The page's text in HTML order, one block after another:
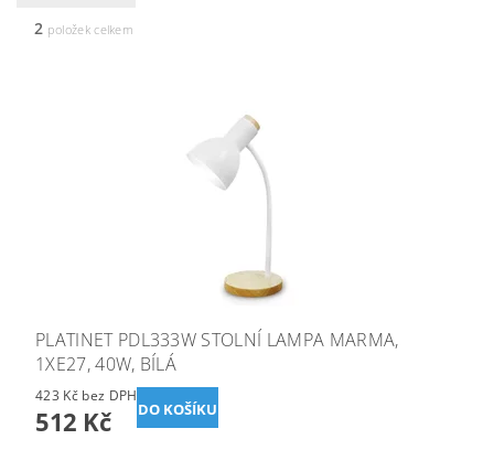
2 položek celkem
PLATINET PDL333W STOLNÍ LAMPA MARMA,
1XE27, 40W, BÍLÁ
423 Kč bez DPH
512 Kč